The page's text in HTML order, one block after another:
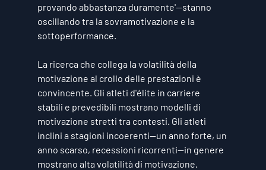
provando abbastanza duramente'—stanno
oscillando tra la sovramotivazione e la
sottoperformance.
La ricerca che collega la volatilità della
motivazione al crollo delle prestazioni è
convincente. Gli atleti d'élite in carriere
stabili e prevedibili mostrano modelli di
motivazione stretti tra contesti. Gli atleti
inclini a stagioni incoerenti—un anno forte, un
anno scarso, recessioni ricorrenti—in genere
mostrano alta volatilità di motivazione.